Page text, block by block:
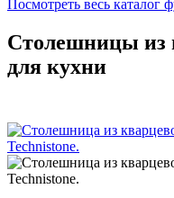
Посмотреть весь каталог
Столешницы из
для кухни